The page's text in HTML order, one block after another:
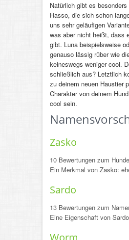
Natürlich gibt es
Hasso, die sich schon
uns sehr geläufigen
was aber nicht heißt, dass
gibt. Luna beispielsweise
genauso lässig rüber wie
keineswegs weniger cool.
schließlich aus? Letztlich
zu deinem neuen Haustier
Charakter von deinem
cool sein.
Zasko
10 Bewertungen zum
Ein Merkmal von Zasko:
Sardo
13 Bewertungen zum
Eine Eigenschaft von
Worm